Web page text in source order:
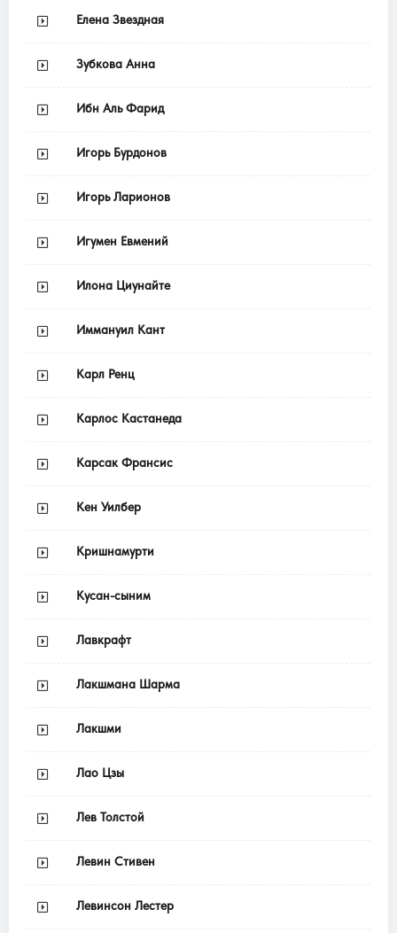
Елена Звездная
Зубкова Анна
Ибн Аль Фарид
Игорь Бурдонов
Игорь Ларионов
Игумен Евмений
Илона Циунайте
Иммануил Кант
Карл Ренц
Карлос Кастанеда
Карсак Франсис
Кен Уилбер
Кришнамурти
Кусан-сыним
Лавкрафт
Лакшмана Шарма
Лакшми
Лао Цзы
Лев Толстой
Левин Стивен
Левинсон Лестер